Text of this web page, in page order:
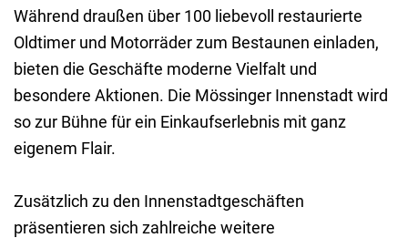
Während draußen über 100 liebevoll restaurierte
Oldtimer und Motorräder zum Bestaunen einladen,
bieten die Geschäfte moderne Vielfalt und
besondere Aktionen. Die Mössinger Innenstadt wird
so zur Bühne für ein Einkaufserlebnis mit ganz
eigenem Flair.
Zusätzlich zu den Innenstadtgeschäften
präsentieren sich zahlreiche weitere